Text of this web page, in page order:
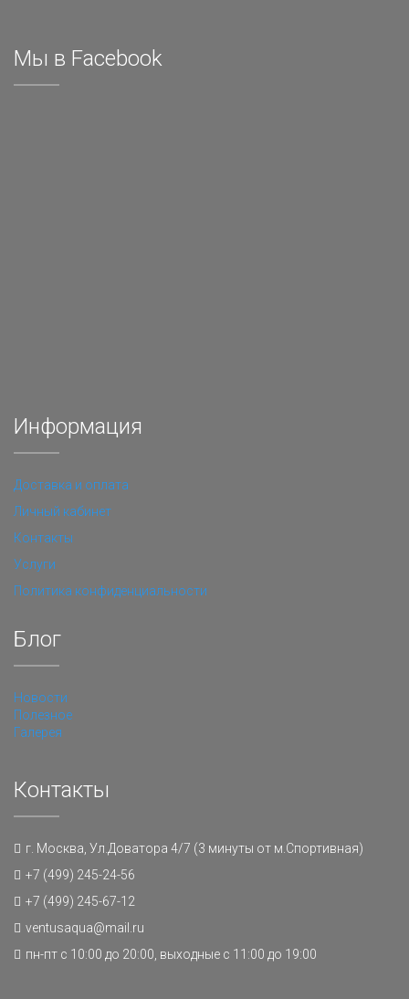
Мы в Facebook
Информация
Доставка и оплата
Личный кабинет
Контакты
Услуги
Политика конфиденциальности
Блог
Новости
Полезное
Галерея
Контакты
г. Москва, Ул.Доватора 4/7 (3 минуты от м.Спортивная)
+7 (499) 245-24-56
+7 (499) 245-67-12
ventusaqua@mail.ru
пн-пт с 10:00 до 20:00, выходные с 11:00 до 19:00